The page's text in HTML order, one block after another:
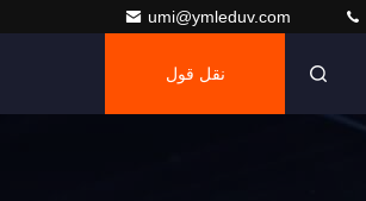
umi@ymleduv.com
نقل قول